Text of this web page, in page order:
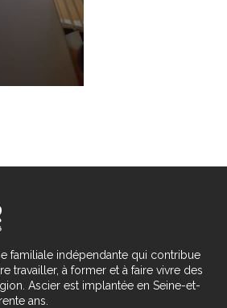
familiale indépendante qui contribue
travailler, à former et à faire vivre des
Ascier est implantée en Seine-et-
ans.